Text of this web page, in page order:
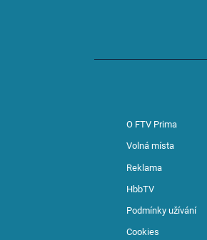
O FTV Prima
Volná místa
Reklama
HbbTV
Podmínky užívání
Cookies